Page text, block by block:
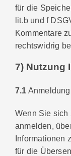
für die
lit.b und f
Kommentare
rechtswidrig
7) Nutzung
7.1
Wenn Sie sich
anmelden,
Informationen
für die